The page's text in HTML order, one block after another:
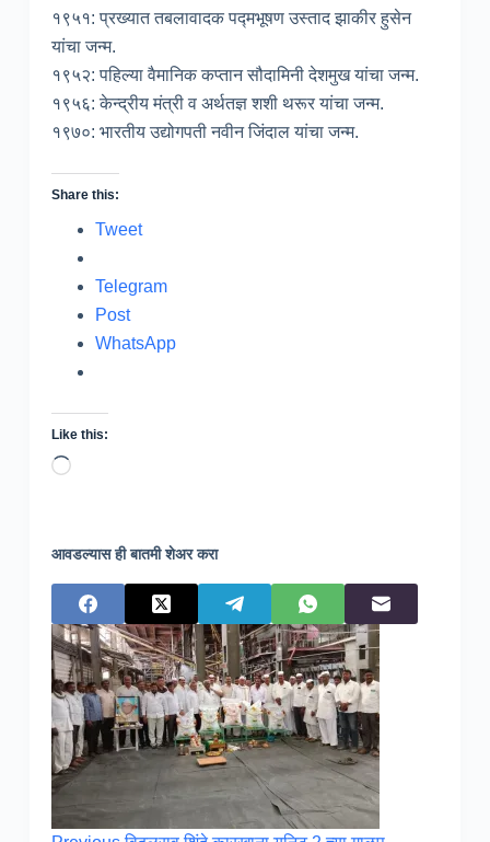
१९५१: प्रख्यात तबलावादक पद्मभूषण उस्ताद झाकीर हुसेन
यांचा जन्म.
१९५२: पहिल्या वैमानिक कप्तान सौदामिनी देशमुख यांचा जन्म.
१९५६: केन्द्रीय मंत्री व अर्थतज्ञ शशी थरूर यांचा जन्म.
१९७०: भारतीय उद्योगपती नवीन जिंदाल यांचा जन्म.
Share this:
Tweet
Telegram
Post
WhatsApp
Like this:
Loading…
आवडल्यास ही बातमी शेअर करा